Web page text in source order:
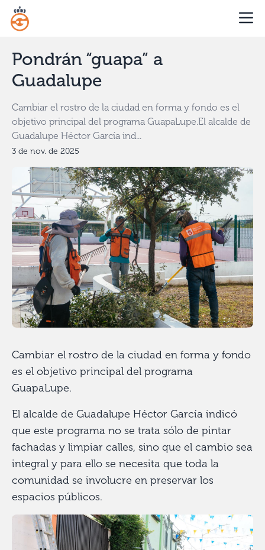
Pondrán “guapa” a
Guadalupe
Cambiar el rostro de la ciudad en forma y fondo es el
objetivo principal del programa GuapaLupe.El alcalde de
Guadalupe Héctor García ind...
3 de nov. de 2025
Cambiar el rostro de la ciudad en forma y fondo
es el objetivo principal del programa
GuapaLupe.
El alcalde de Guadalupe Héctor García indicó
que este programa no se trata sólo de pintar
fachadas y limpiar calles, sino que el cambio sea
integral y para ello se necesita que toda la
comunidad se involucre en preservar los
espacios públicos.